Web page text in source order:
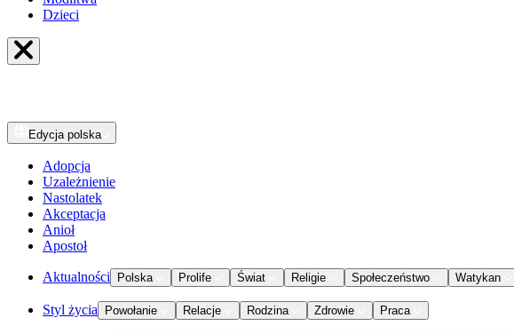
Dzieci
Edycja polska
Adopcja
Uzależnienie
Nastolatek
Akceptacja
Anioł
Apostoł
Aktualności Polska Prolife Świat Religie Społeczeństwo Watykan
Styl życia Powołanie Relacje Rodzina Zdrowie Praca